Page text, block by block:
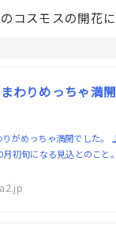
コスモスの開花
わりめっちゃ満
がめっちゃ満開でした。
月初旬になる見込とのこ